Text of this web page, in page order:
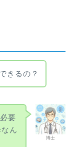
きるの？
博士
要
ん